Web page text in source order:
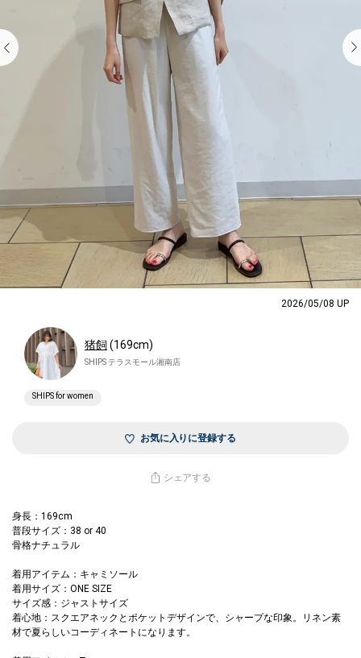
2026/05/08 UP
猪飼 (169cm)
SHIPS テラスモール湘南店
SHIPS for women
お気に入りに登録する
シェアする
身長：169cm
普段サイズ：38 or 40
骨格ナチュラル
着用アイテム：キャミソール
着用サイズ：ONE SIZE
サイズ感：ジャストサイズ
着心地：スクエアネックとポケットデザインで、シャープな印象。リネン素
材で夏らしいコーディネートになります。